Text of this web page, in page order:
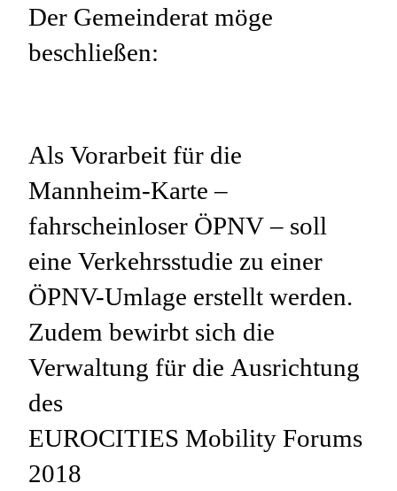
Der Gemeinderat möge
beschließen:
Als Vorarbeit für die
Mannheim-Karte –
fahrscheinloser ÖPNV – soll
eine Verkehrsstudie zu einer
ÖPNV-Umlage erstellt werden.
Zudem bewirbt sich die
Verwaltung für die Ausrichtung
des
EUROCITIES Mobility Forums
2018